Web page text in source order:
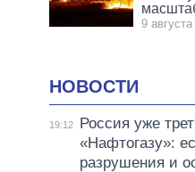
9
НОВОСТИ
19:12
Россия уже
«Нафтогазу»:
разрушения и